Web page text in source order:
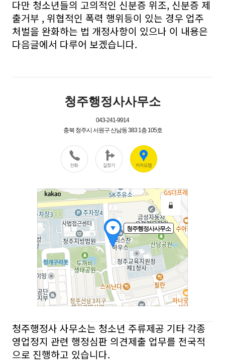
다만 청소년들의 고의적인 신분증 위조, 신분증 제
출거부 , 위협적인 폭력 행위등이 있는 경우 업주
처벌을 완화하는 법 개정사항이 있으나 이 내용은
다음글에서 다루어 보겠습니다.
청주행정사 사무소는 청소년 주류제공 기타 각종
영업정지 관련 행정심판 의견제출 업무를 전국적
으로 진행하고 있습니다.